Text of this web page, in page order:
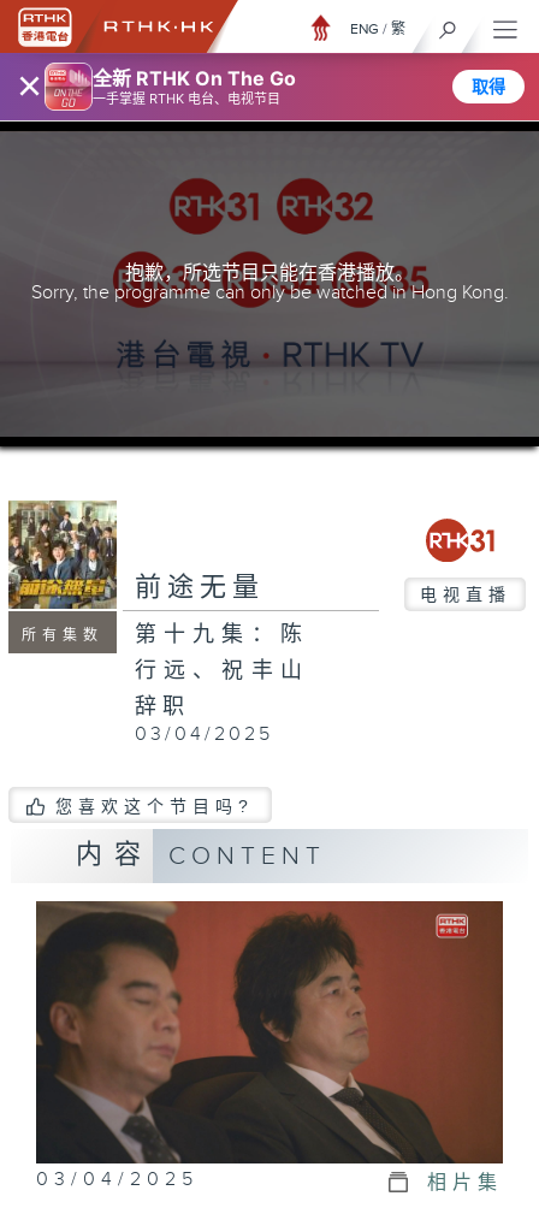
× 全新 RTHK On The Go
一手掌握 RTHK 电台、电视节目
取得
ENG / 繁
抱歉，所选节目只能在香港播放。
Sorry, the programme can only be watched in Hong Kong.
所有集数
前途无量 电视直播
第十九集：陈
行远、祝丰山
辞职
03/04/2025
您喜欢这个节目吗?
内容 CONTENT
03/04/2025 相片集